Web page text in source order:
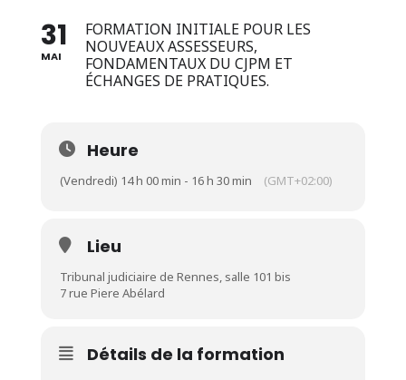
31
MAI
FORMATION INITIALE POUR LES
NOUVEAUX ASSESSEURS,
FONDAMENTAUX DU CJPM ET
ÉCHANGES DE PRATIQUES.
Heure
(Vendredi) 14 h 00 min - 16 h 30 min (GMT+02:00)
Lieu
Tribunal judiciaire de Rennes, salle 101 bis
7 rue Piere Abélard
Détails de la formation